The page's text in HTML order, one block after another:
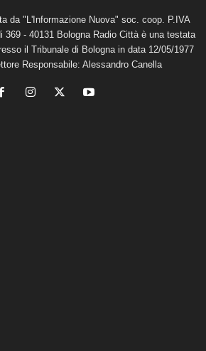
da "L'Informazione Nuova" soc. coop. P.IVA
369 - 40131 Bologna Radio Città è una testata
il Tribunale di Bologna in data 12/05/1977
Responsabile: Alessandro Canella